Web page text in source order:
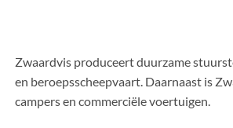
Zwaardvis produceert duurzame
en beroepsscheepvaart. Daarnaast is
campers en commerciële voertuigen.